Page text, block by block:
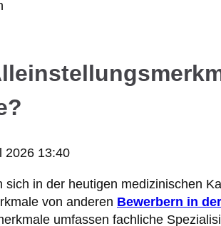
2026 13:40
sich in der heutigen medizinischen
von anderen Bewerbern in
umfassen fachliche